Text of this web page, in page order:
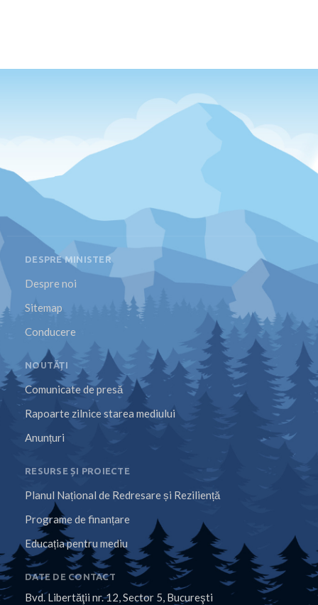
DESPRE MINISTER
Despre noi
Sitemap
Conducere
NOUTĂȚI
Comunicate de presă
Rapoarte zilnice starea mediului
Anunțuri
RESURSE ȘI PROIECTE
Planul Național de Redresare și Reziliență
Programe de finanțare
Educația pentru mediu
DATE DE CONTACT
Bvd. Libertăţii nr. 12, Sector 5, Bucureşti